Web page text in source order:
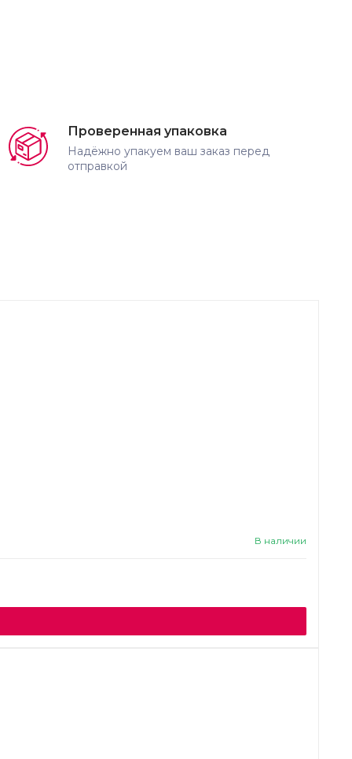
Проверенная упаковка
Надёжно упакуем ваш заказ перед
отправкой
В наличии